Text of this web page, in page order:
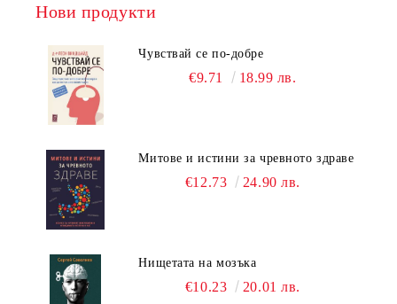
Нови продукти
Чувствай се по-добре
€9.71 18.99 лв.
Митове и истини за чревното здраве
€12.73 24.90 лв.
Нищетата на мозъка
€10.23 20.01 лв.